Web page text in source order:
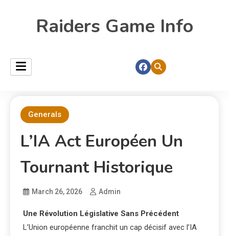
Raiders Game Info
Generals
L’IA Act Européen Un
Tournant Historique
March 26, 2026 Admin
Une Révolution Législative Sans Précédent
L’Union européenne franchit un cap décisif avec l’IA